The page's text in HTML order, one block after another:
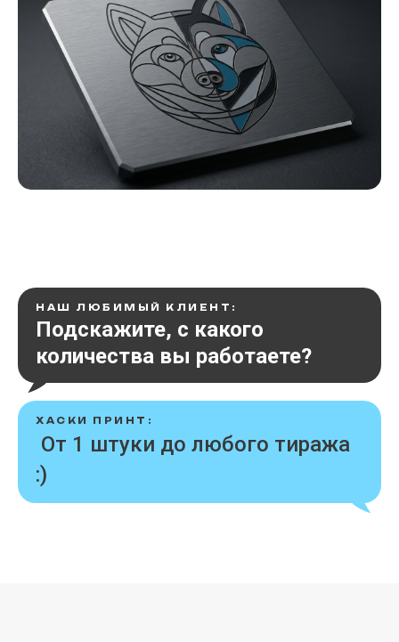
НАШ ЛЮБИМЫЙ КЛИЕНТ:
Подскажите, с какого
количества вы работаете?
ХАСКИ ПРИНТ:
От 1 штуки до любого тиража
:)